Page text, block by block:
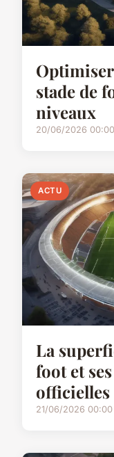
stade de
niveaux
20/06/2026 00:00
ACTU
La
foot et
officielles
21/06/2026 00:00